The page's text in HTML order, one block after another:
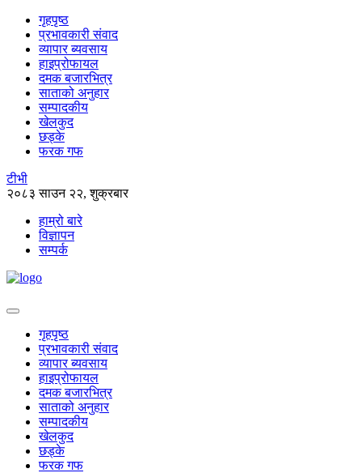
गृहपृष्ठ
प्रभावकारी संवाद
व्यापार ब्यवसाय
हाइप्रोफायल
दमक बजारभित्र
साताको अनुहार
सम्पादकीय
खेलकुद
छड्के
फरक गफ
टीभी
२०८३ साउन २२, शुक्रबार
हाम्रो बारे
विज्ञापन
सम्पर्क
गृहपृष्ठ
प्रभावकारी संवाद
व्यापार ब्यवसाय
हाइप्रोफायल
दमक बजारभित्र
साताको अनुहार
सम्पादकीय
खेलकुद
छड्के
फरक गफ